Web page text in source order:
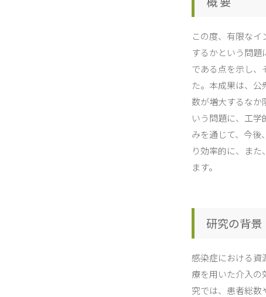
この度、有限な
するかという問題
である点を示し
た。本成果は、公
数が増大するなか
いう問題に、工
みを通じて、今後
り効率的に、ま
ます。
研究の背景
感染症における資
療を用いた介入の
究では、患者総数